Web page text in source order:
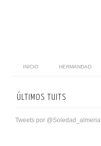
INICIO HERMANDAD
ÚLTIMOS TUITS
Tweets por @Soledad_almeria